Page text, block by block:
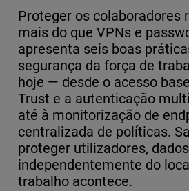
Proteger os colaboradores
mais do que VPNs e
apresenta seis boas
segurança da força de
hoje — desde o acesso
Trust e a autenticação
até à monitorização de
centralizada de políticas.
proteger utilizadores,
independentemente do
trabalho acontece.